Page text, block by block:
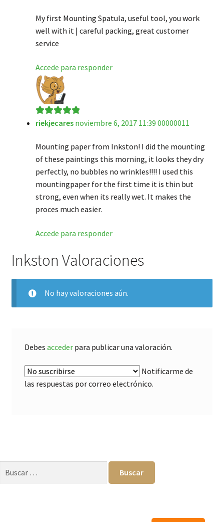
My first Mounting Spatula, useful tool, you work
well with it | careful packing, great customer
service
Accede para responder
Valorado en 5
riekjecares noviembre 6, 2017 11:39 00000011
Mounting paper from Inkston! I did the mounting
of these paintings this morning, it looks they dry
perfectly, no bubbles no wrinkles!!!! I used this
mountingpaper for the first time it is thin but
strong, even when its really wet. It makes the
proces much easier.
Accede para responder
Inkston Valoraciones
No hay valoraciones aún.
Debes accederpara publicar una valoración.
Notificarme de
las respuestas por correo electrónico.